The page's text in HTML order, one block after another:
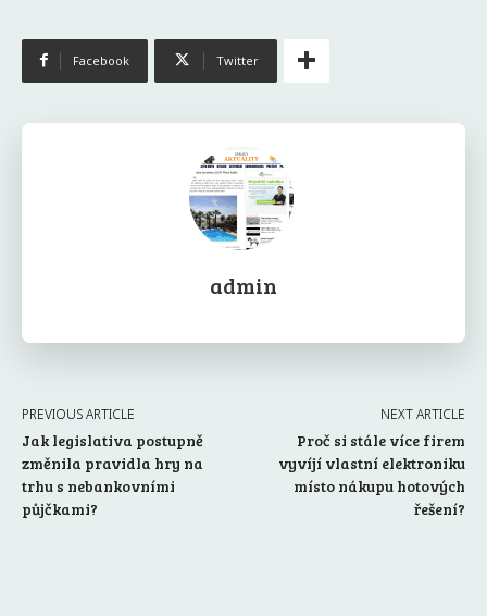
Facebook Twitter
admin
PREVIOUS ARTICLE
Jak legislativa postupně
změnila pravidla hry na
trhu s nebankovními
půjčkami?
NEXT ARTICLE
Proč si stále více firem
vyvíjí vlastní elektroniku
místo nákupu hotových
řešení?